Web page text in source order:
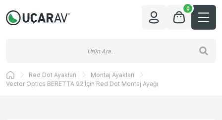
0
Red Dot Ayakları
Montaj Ayakları
Vector Optics BERETTA 92 İçin Red Dot Montaj Ayağı